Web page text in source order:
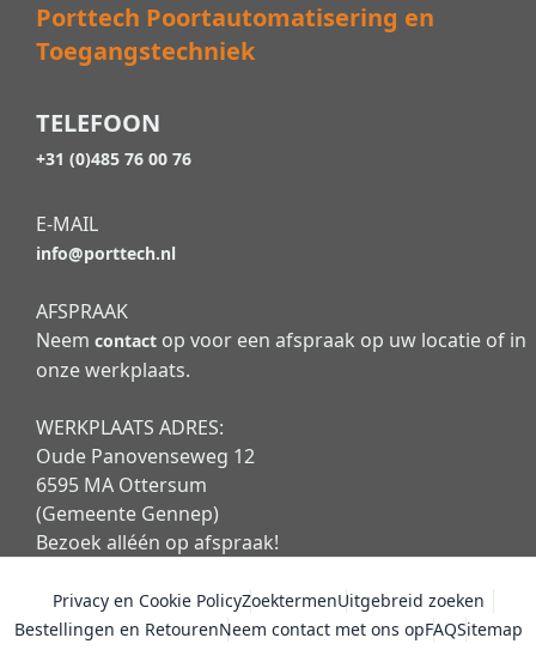
Porttech Poortautomatisering en
Toegangstechniek
TELEFOON
+31 (0)485 76 00 76
E-MAIL
info@porttech.nl
AFSPRAAK
Neem contact op voor een afspraak op uw locatie of in
onze werkplaats.
WERKPLAATS ADRES:
Oude Panovenseweg 12
6595 MA Ottersum
(Gemeente Gennep)
Bezoek alléén op afspraak!
Privacy en Cookie PolicyZoektermenUitgebreid zoeken
Bestellingen en RetourenNeem contact met ons opFAQSitemap